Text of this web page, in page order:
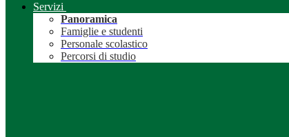
Servizi
Panoramica
Famiglie e studenti
Personale scolastico
Percorsi di studio